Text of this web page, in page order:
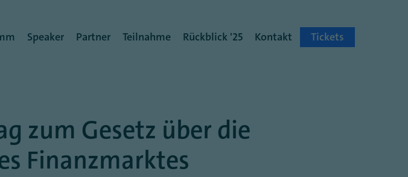
zum Gesetz über die
Finanzmarktes
Speaker Partner Teilnahme Rückblick '25 Kontakt Tickets